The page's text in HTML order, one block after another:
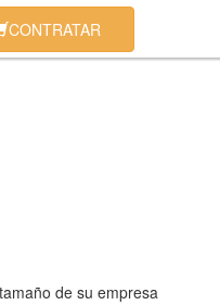
CONTRATAR
de su empresa